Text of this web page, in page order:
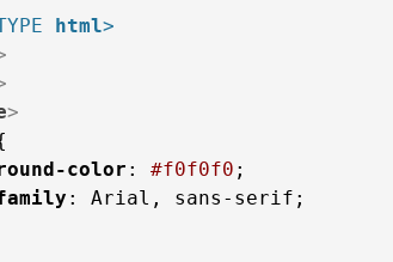
html>
>
color : #f0f0f0
: Arial, sans-serif;